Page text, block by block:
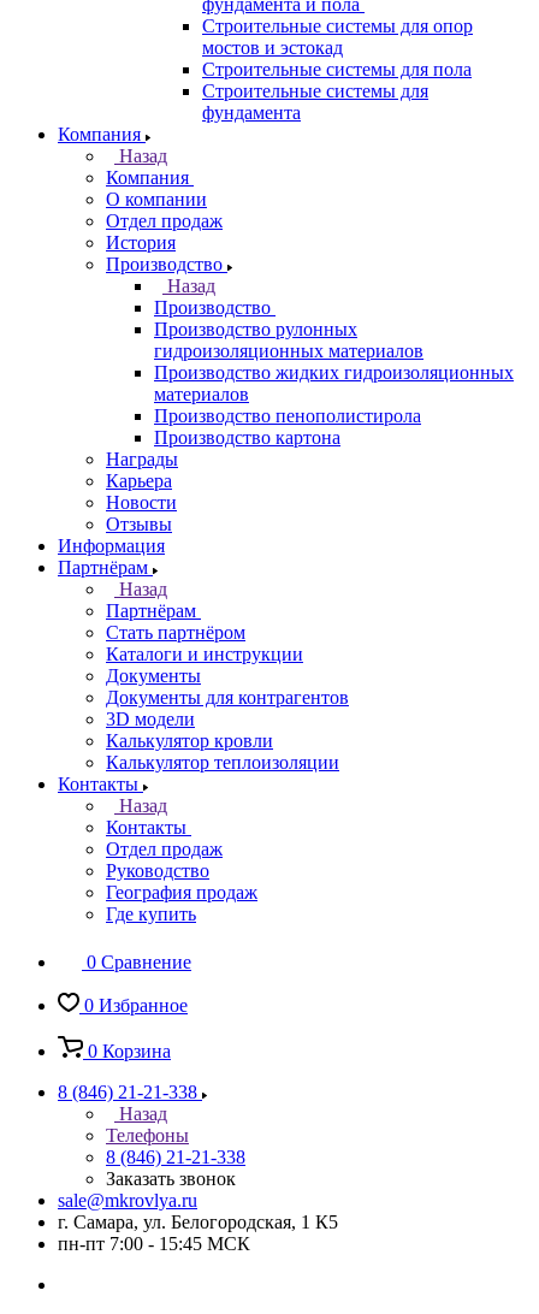
фундамента и пола
Строительные системы для опор
мостов и эстокад
Строительные системы для пола
Строительные системы для
фундамента
Компания
Назад
Компания
О компании
Отдел продаж
История
Производство
Назад
Производство
Производство рулонных
гидроизоляционных материалов
Производство жидких гидроизоляционных
материалов
Производство пенополистирола
Производство картона
Награды
Карьера
Новости
Отзывы
Информация
Партнёрам
Назад
Партнёрам
Стать партнёром
Каталоги и инструкции
Документы
Документы для контрагентов
3D модели
Калькулятор кровли
Калькулятор теплоизоляции
Контакты
Назад
Контакты
Отдел продаж
Руководство
География продаж
Где купить
0 Сравнение
0 Избранное
0 Корзина
8 (846) 21-21-338
Назад
Телефоны
8 (846) 21-21-338
Заказать звонок
sale@mkrovlya.ru
г. Самара, ул. Белогородская, 1 К5
пн-пт 7:00 - 15:45 МСК